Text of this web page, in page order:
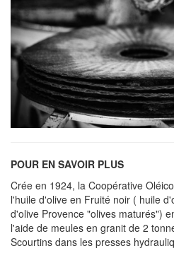
POUR EN SAVOIR PLUS
Crée en 1924, la Coopérative
l'huile d'olive en Fruité noir ( huile
d'olive Provence "olives maturés")
l'aide de meules en granit de 2
Scourtins dans les presses